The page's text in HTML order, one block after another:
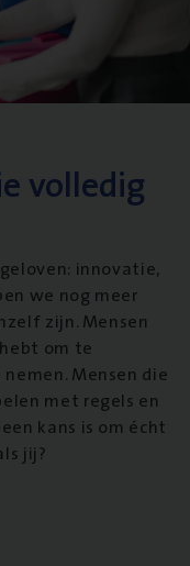
volledig
innovatie,
we nog meer
zijn. Mensen
om te
Mensen die
met regels en
kans is om écht
jij?